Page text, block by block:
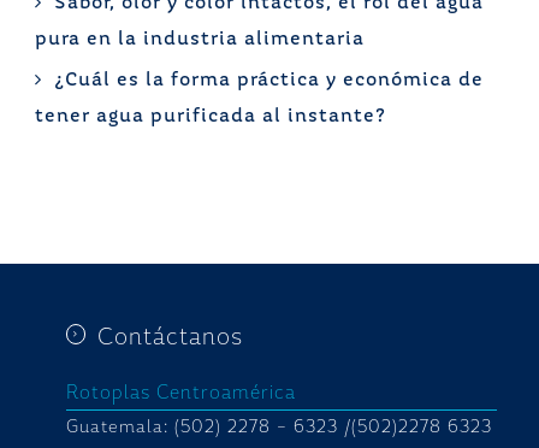
pura en la industria alimentaria
¿Cuál es la forma práctica y económica de
tener agua purificada al instante?
Contáctanos
Rotoplas Centroamérica
Guatemala: (502) 2278 – 6323 /(502)2278 6323